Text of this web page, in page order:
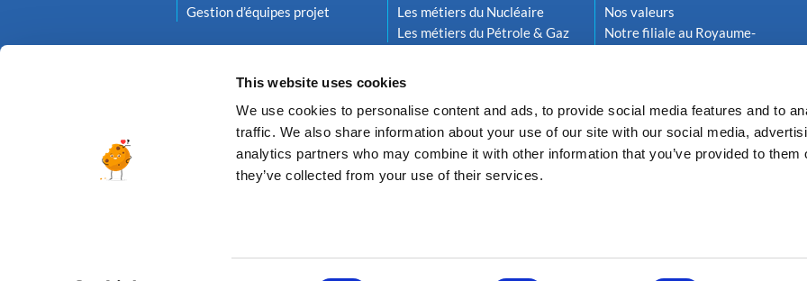
This website uses cookies
We use cookies to personalise content and ads, to provide social media features and to
traffic. We also share information about your use of our site with our social media,
analytics partners who may combine it with other information that you’ve provided to them
they’ve collected from your use of their services.
Gestion d’équipes projet
Les métiers du Nucléaire
Les métiers du Pétrole & Gaz
Nos valeurs
Notre filiale au Royaume-
© 2026 ALTEA ENERGY Politique de confidentialité Politique de gestion des